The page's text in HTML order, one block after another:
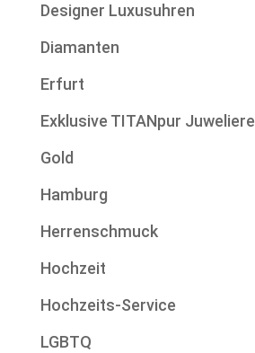
Designer Luxusuhren
Diamanten
Erfurt
Exklusive TITANpur Juweliere
Gold
Hamburg
Herrenschmuck
Hochzeit
Hochzeits-Service
LGBTQ